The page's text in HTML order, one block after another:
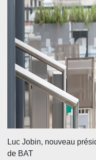
Luc Jobin, nouveau
de BAT